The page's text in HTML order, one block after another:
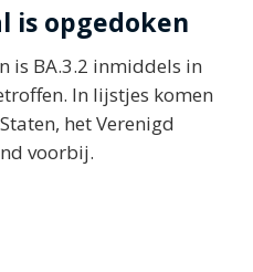
is opgedoken
is BA.3.2 inmiddels in
In lijstjes komen
het Verenigd
voorbij.